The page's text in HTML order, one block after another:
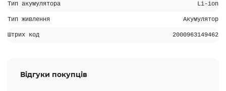
Тип акумулятора Li-ion
Тип живлення Акумулятор
Штрих код 2000963149462
Відгуки покупців